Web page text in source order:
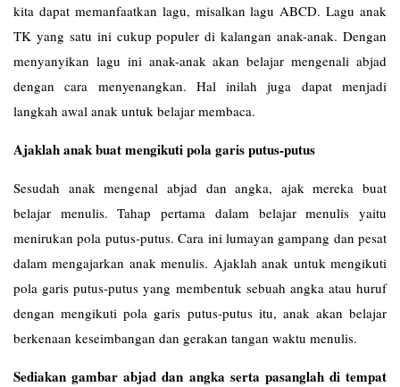
kita dapat memanfaatkan lagu, misalkan lagu ABCD. Lagu anak
TK yang satu ini cukup populer di kalangan anak-anak. Dengan
menyanyikan lagu ini anak-anak akan belajar mengenali abjad
dengan cara menyenangkan. Hal inilah juga dapat menjadi
langkah awal anak untuk belajar membaca.
Ajaklah anak buat mengikuti pola garis putus-putus
Sesudah anak mengenal abjad dan angka, ajak mereka buat
belajar menulis. Tahap pertama dalam belajar menulis yaitu
menirukan pola putus-putus. Cara ini lumayan gampang dan pesat
dalam mengajarkan anak menulis. Ajaklah anak untuk mengikuti
pola garis putus-putus yang membentuk sebuah angka atau huruf
dengan mengikuti pola garis putus-putus itu, anak akan belajar
berkenaan keseimbangan dan gerakan tangan waktu menulis.
Sediakan gambar abjad dan angka serta pasanglah di tempat